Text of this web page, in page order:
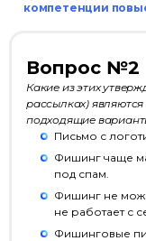
компетенции
Вопрос №2
Какие из этих
рассылках)
подходящие
Письмо с
Фишинг чаще
под спам.
Фишинг не
не работает с
Фишинговые